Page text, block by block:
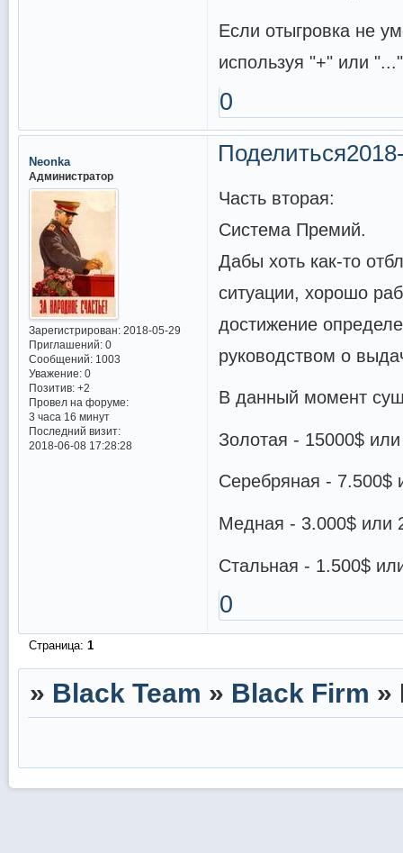
Если отыгровка не
используя "+" или
0
Поделиться
Neonka
Администратор
Зарегистрирован: 2018-05-29
Приглашений: 0
Сообщений: 1003
Уважение: 0
Позитив: +2
Провел на форуме:
3 часа 16 минут
Последний визит:
2018-06-08 17:28:28
Часть вторая:
Система Премий.
Дабы хоть как-то
ситуации, хорошо
достижение
руководством о
В данный момент
Золотая - 15000$
Серебряная - 7.500$
Медная - 3.000$ или
Стальная - 1.500$
0
Страница:1
» Black Team » Black Firm »